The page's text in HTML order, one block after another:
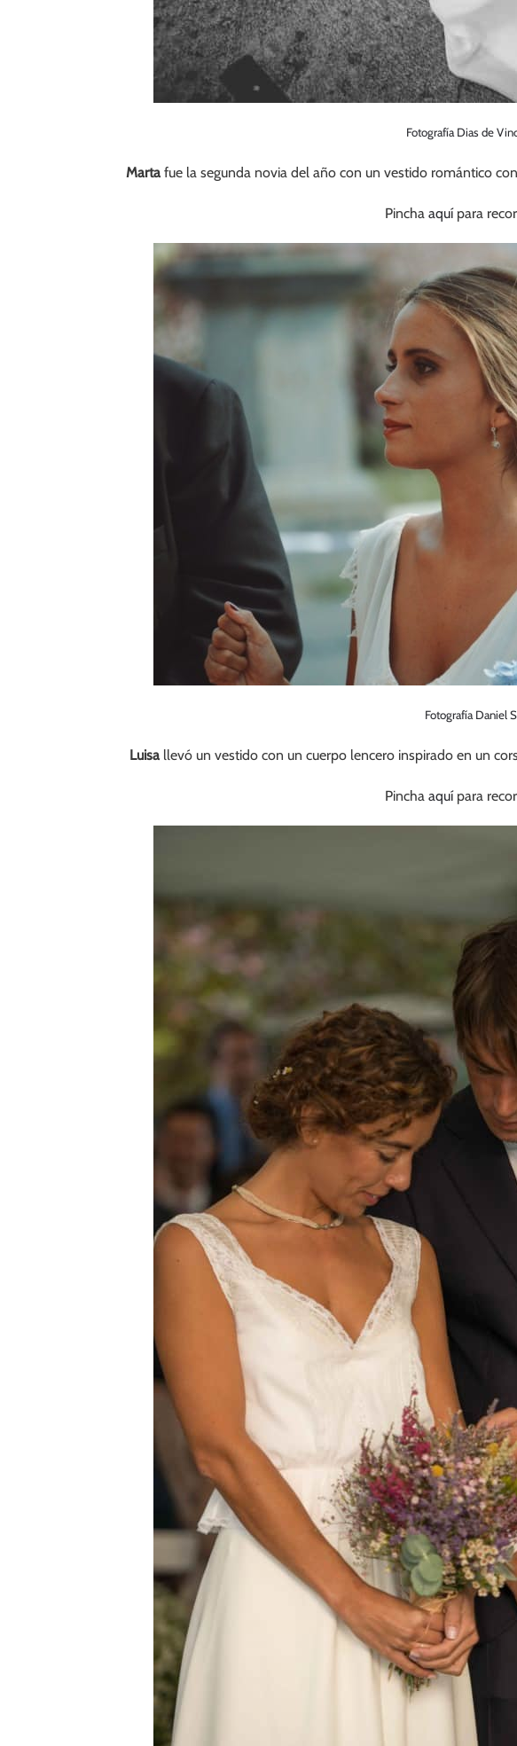
Fotografía Dias de
Martafue la segunda novia del año con un vestido romántico
Pincha aquí para
Fotografía Daniel
Luisallevó un vestido con un cuerpo lencero inspirado en un
Pincha aquí para